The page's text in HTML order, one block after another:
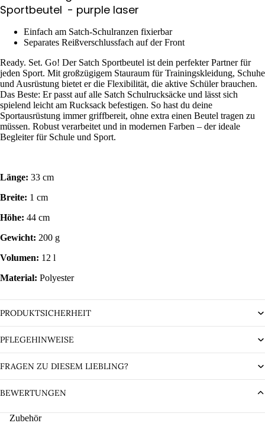
Sportbeutel - purple laser
Einfach am Satch-Schulranzen fixierbar
Separates Reißverschlussfach auf der Front
Ready. Set. Go! Der Satch Sportbeutel ist dein perfekter Partner für
jeden Sport. Mit großzügigem Stauraum für Trainingskleidung, Schuhe
und Ausrüstung bietet er die Flexibilität, die aktive Schüler brauchen.
Das Beste: Er passt auf alle Satch Schulrucksäcke und lässt sich
spielend leicht am Rucksack befestigen. So hast du deine
Sportausrüstung immer griffbereit, ohne extra einen Beutel tragen zu
müssen. Robust verarbeitet und in modernen Farben – der ideale
Begleiter für Schule und Sport.
Länge: 33 cm
Breite: 1 cm
Höhe: 44 cm
Gewicht: 200 g
Volumen: 12 l
Material: Polyester
PRODUKTSICHERHEIT
PFLEGEHINWEISE
FRAGEN ZU DIESEM LIEBLING?
BEWERTUNGEN
Zubehör